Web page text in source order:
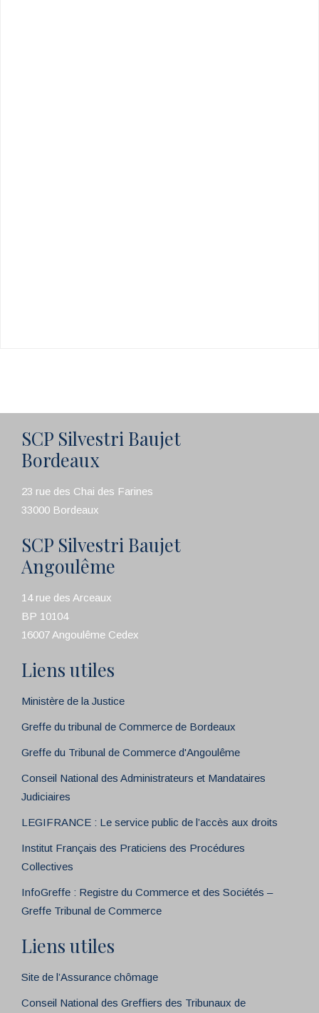
SCP Silvestri Baujet
Bordeaux
23 rue des Chai des Farines
33000 Bordeaux
SCP Silvestri Baujet
Angoulême
14 rue des Arceaux
BP 10104
16007 Angoulême Cedex
Liens utiles
Ministère de la Justice
Greffe du tribunal de Commerce de Bordeaux
Greffe du Tribunal de Commerce d'Angoulême
Conseil National des Administrateurs et Mandataires
Judiciaires
LEGIFRANCE : Le service public de l’accès aux droits
Institut Français des Praticiens des Procédures
Collectives
InfoGreffe : Registre du Commerce et des Sociétés –
Greffe Tribunal de Commerce
Liens utiles
Site de l’Assurance chômage
Conseil National des Greffiers des Tribunaux de